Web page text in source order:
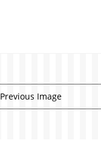
Previous Image